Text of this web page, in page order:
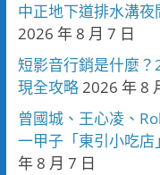
中正地下道排水溝
2026 年 8 月 7 日
短影音行銷是什麼
現全攻略2026 年 8
曾國城、王心凌、
一甲子「東引小吃
年 8 月 7 日